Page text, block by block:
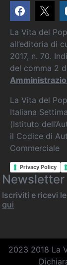
La Vita del
all’editoria di
2017, n. 70.
del comma 2
La Vita del
Italiana
(Istituto
il Codice di
Commerciale
Privacy Policy
Newsletter
Iscriviti e ricevi
qui
2023 2018 La